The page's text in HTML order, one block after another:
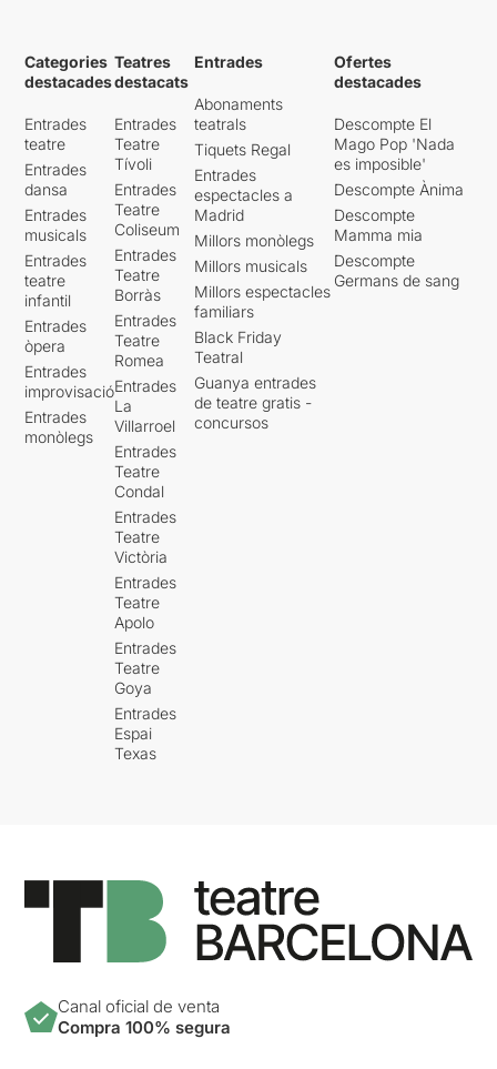
Els hi va costar tres intents,
però finalment van
concloure un dels seus
muntatges més divertits,
descarats i atrevits. Només
us diré que van acabar
muntant una foguera amb
diversos exemplars de la
revistaPausa
, mentre el
públicvitorejavai
aplaudia... i tot plegat
davant de Toni Casares,
director de la Sala Beckett.
Un fantàstic disbarat del que
s'hauria de gaudir molt més
sovint.
Categories
destacades
Entrades
teatre
Entrades
dansa
Entrades
musicals
Entrades
teatre
infantil
Entrades
òpera
Entrades
improvisació
Entrades
monòlegs
Teatres
destacats
Entrades
Teatre
Tívoli
Entrades
Teatre
Coliseum
Entrades
Teatre
Borràs
Entrades
Teatre
Romea
Entrades
La
Villarroel
Entrades
Teatre
Condal
Entrades
Teatre
Victòria
Entrades
Teatre
Apolo
Entrades
Teatre
Goya
Entrades
Espai
Texas
Entrades
Abonaments
teatrals
Tiquets Regal
Entrades
espectacles a
Madrid
Millors monòlegs
Millors musicals
Millors espectacles
familiars
Black Friday
Teatral
Guanya entrades
de teatre gratis -
concursos
Ofertes
destacades
Descompte El
Mago Pop 'Nada
es imposible'
Descompte Ànima
Descompte
Mamma mia
Descompte
Germans de sang
Canal oficial de venta
Compra 100% segura